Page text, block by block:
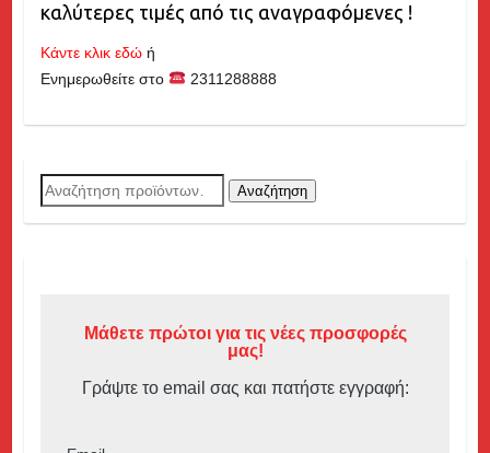
καλύτερες τιμές από τις αναγραφόμενες !
Κάντε κλικ εδώή
Ενημερωθείτε στο
2311288888
Αναζήτηση
για:
Αναζήτηση
Μάθετε πρώτοι για τις νέες προσφορές
μας!
Γράψτε το email σας και πατήστε εγγραφή: